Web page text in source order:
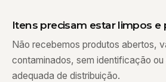
Itens precisam estar limpos e
Não recebemos produtos abertos,
contaminados, sem identificação
adequada de distribuição.